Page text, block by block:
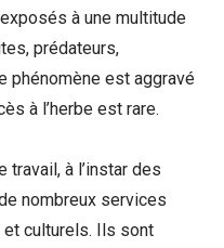
à une multitude
prédateurs,
phénomène est aggravé
à l’herbe est rare.
travail, à l’instar des
nombreux services
culturels. Ils sont